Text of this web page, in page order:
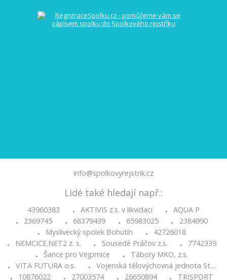
info@spolkovyrejstrik.cz
Lidé také hledají např.:
43960383 • AKTIVIS z.s. v likvidaci •
AQUA P
•
2369745 • 68379439 • 65983025 •
2384990
•
Myslivecký spolek Bohutín •
42726018
•
NEMCICE.NET2 z. s. • Sousedé Práčov z.s. •
7742339
•
Šance pro Vejprnice •
Tábory MKO, z.s.
•
VITA FUTURA o.s. •
Vojenská tělovýchovná jednota St…
10876022 27003574 26650894 TRISPORT